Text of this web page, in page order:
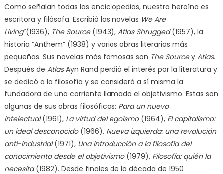
Como señalan todas las enciclopedias, nuestra heroína es
escritora y filósofa. Escribió las novelas We Are
Living”(1936), The Source(1943), Atlas Shrugged(1957), la
historia “Anthem” (1938) y varias obras literarias más
pequeñas. Sus novelas más famosas son The Sourcey Atlas.
Después de AtlasAyn Rand perdió el interés por la literatura y
se dedicó a la filosofía y se consideró a sí misma la
fundadora de una corriente llamada el objetivismo. Estas son
algunas de sus obras filosóficas: Para un nuevo
intelectual(1961), La virtud del egoísmo(1964), El capitalismo:
un ideal desconocido(1966), Nueva izquierda: una revolución
anti-industrial(1971), Una introducción a la filosofía del
conocimiento desde el objetivismo(1979), Filosofía: quién la
necesita(1982). Desde finales de la década de 1950